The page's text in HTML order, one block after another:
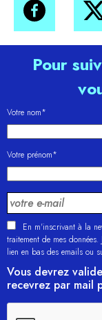
Pour
Votre nom*
Votre prénom*
En m'inscrivant à la
traitement de mes
lien en bas des emails ou
Vous devrez
recevrez par mail